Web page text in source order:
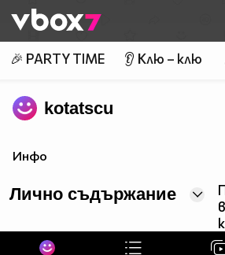
👾
🎉 PARTY TIME 👂 Клю – клю
kotatscu
Инфо
Лично съдържание